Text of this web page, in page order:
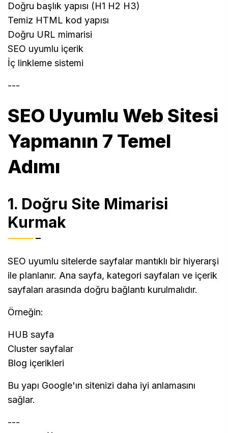
Doğru başlık yapısı (H1 H2 H3)
Temiz HTML kod yapısı
Doğru URL mimarisi
SEO uyumlu içerik
İç linkleme sistemi
---
SEO Uyumlu Web Sitesi
Yapmanın 7 Temel
Adımı
1. Doğru Site Mimarisi
Kurmak
SEO uyumlu sitelerde sayfalar mantıklı bir hiyerarşi
ile planlanır. Ana sayfa, kategori sayfaları ve içerik
sayfaları arasında doğru bağlantı kurulmalıdır.
Örneğin:
HUB sayfa
Cluster sayfalar
Blog içerikleri
Bu yapı Google'ın sitenizi daha iyi anlamasını
sağlar.
---